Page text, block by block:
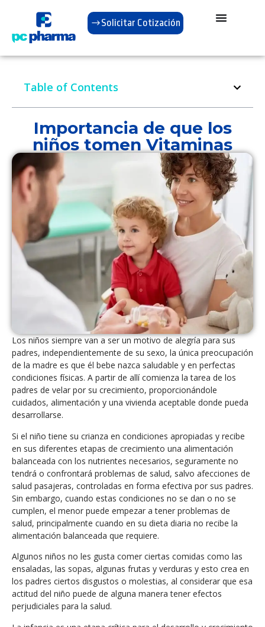
Solicitar Cotización
Table of Contents
Importancia de que los
niños tomen Vitaminas
Los niños siempre van a ser un motivo de alegría para sus
padres, independientemente de su sexo, la única preocupación
de la madre es que él bebe nazca saludable y en perfectas
condiciones físicas. A partir de allí comienza la tarea de los
padres de velar por su crecimiento, proporcionándole
cuidados, alimentación y una vivienda aceptable donde pueda
desarrollarse.
Si el niño tiene su crianza en condiciones apropiadas y recibe
en sus diferentes etapas de crecimiento una alimentación
balanceada con los nutrientes necesarios, seguramente no
tendrá o confrontará problemas de salud, salvo afecciones de
salud pasajeras, controladas en forma efectiva por sus padres.
Sin embargo, cuando estas condiciones no se dan o no se
cumplen, el menor puede empezar a tener problemas de
salud, principalmente cuando en su dieta diaria no recibe la
alimentación balanceada que requiere.
Algunos niños no les gusta comer ciertas comidas como las
ensaladas, las sopas, algunas frutas y verduras y esto crea en
los padres ciertos disgustos o molestias, al considerar que esa
actitud del niño puede de alguna manera tener efectos
perjudiciales para la salud.